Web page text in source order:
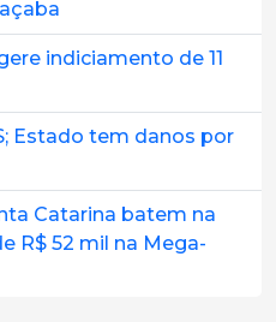
indiciamento de 11
Estado tem danos por
Catarina batem na
R$ 52 mil na Mega-